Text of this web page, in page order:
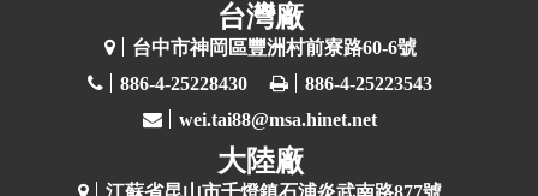
台灣廠
台中市神岡區豐洲村前寮路60-6號
886-4-25228430
886-4-25223543
wei.tai88@msa.hinet.net
大陸廠